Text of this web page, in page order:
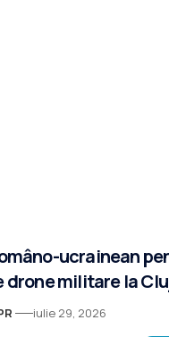
ucrainean
drone militare la
iulie 29, 2026